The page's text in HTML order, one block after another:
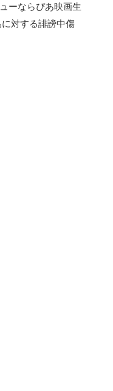
ーならぴあ映画生
対する誹謗中傷